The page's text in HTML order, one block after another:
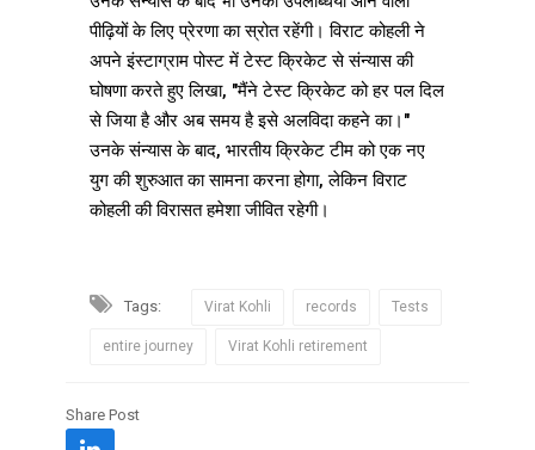
पीढ़ियों के लिए प्रेरणा का स्रोत रहेंगी। विराट कोहली ने
अपने इंस्टाग्राम पोस्ट में टेस्ट क्रिकेट से संन्यास की
घोषणा करते हुए लिखा, "मैंने टेस्ट क्रिकेट को हर पल दिल
से जिया है और अब समय है इसे अलविदा कहने का।"
उनके संन्यास के बाद, भारतीय क्रिकेट टीम को एक नए
युग की शुरुआत का सामना करना होगा, लेकिन विराट
कोहली की विरासत हमेशा जीवित रहेगी।
Tags: Virat Kohli records Tests
entire journey Virat Kohli retirement
Share Post